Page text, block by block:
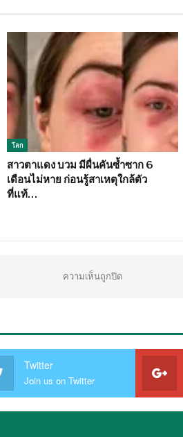
โลก
สาวตาแดง บวม มีผื่นคันซ้ำซาก 6
เดือนไม่หาย ก่อนรู้สาเหตุใกล้ตัว
ที่แท้…
ความเห็นถูกปิด
Twitter
Join us on Twitter